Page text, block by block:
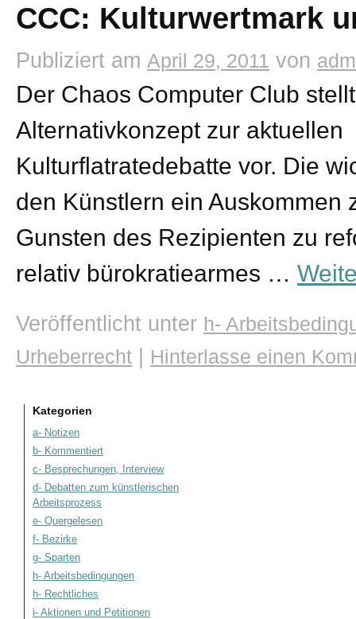
CCC: Kulturwertmark
Publiziert am April 29, 2011 von
Der Chaos Computer Club
Alternativkonzept zur
Kulturflatratedebatte vor. Die
den Künstlern ein Auskommen
Gunsten des Rezipienten zu
relativ bürokratiearmes …
Veröffentlicht unter h-
Urheberrecht | Hinterlasse einen
Kategorien
a- Notizen
b- Kommentiert
c- Besprechungen, Interview
d- Debatten zum künstlerischen
Arbeitsprozess
e- Quergelesen
f- Bezirke
g- Sparten
h- Arbeitsbedingungen
h- Rechtliches
i- Aktionen und Petitionen